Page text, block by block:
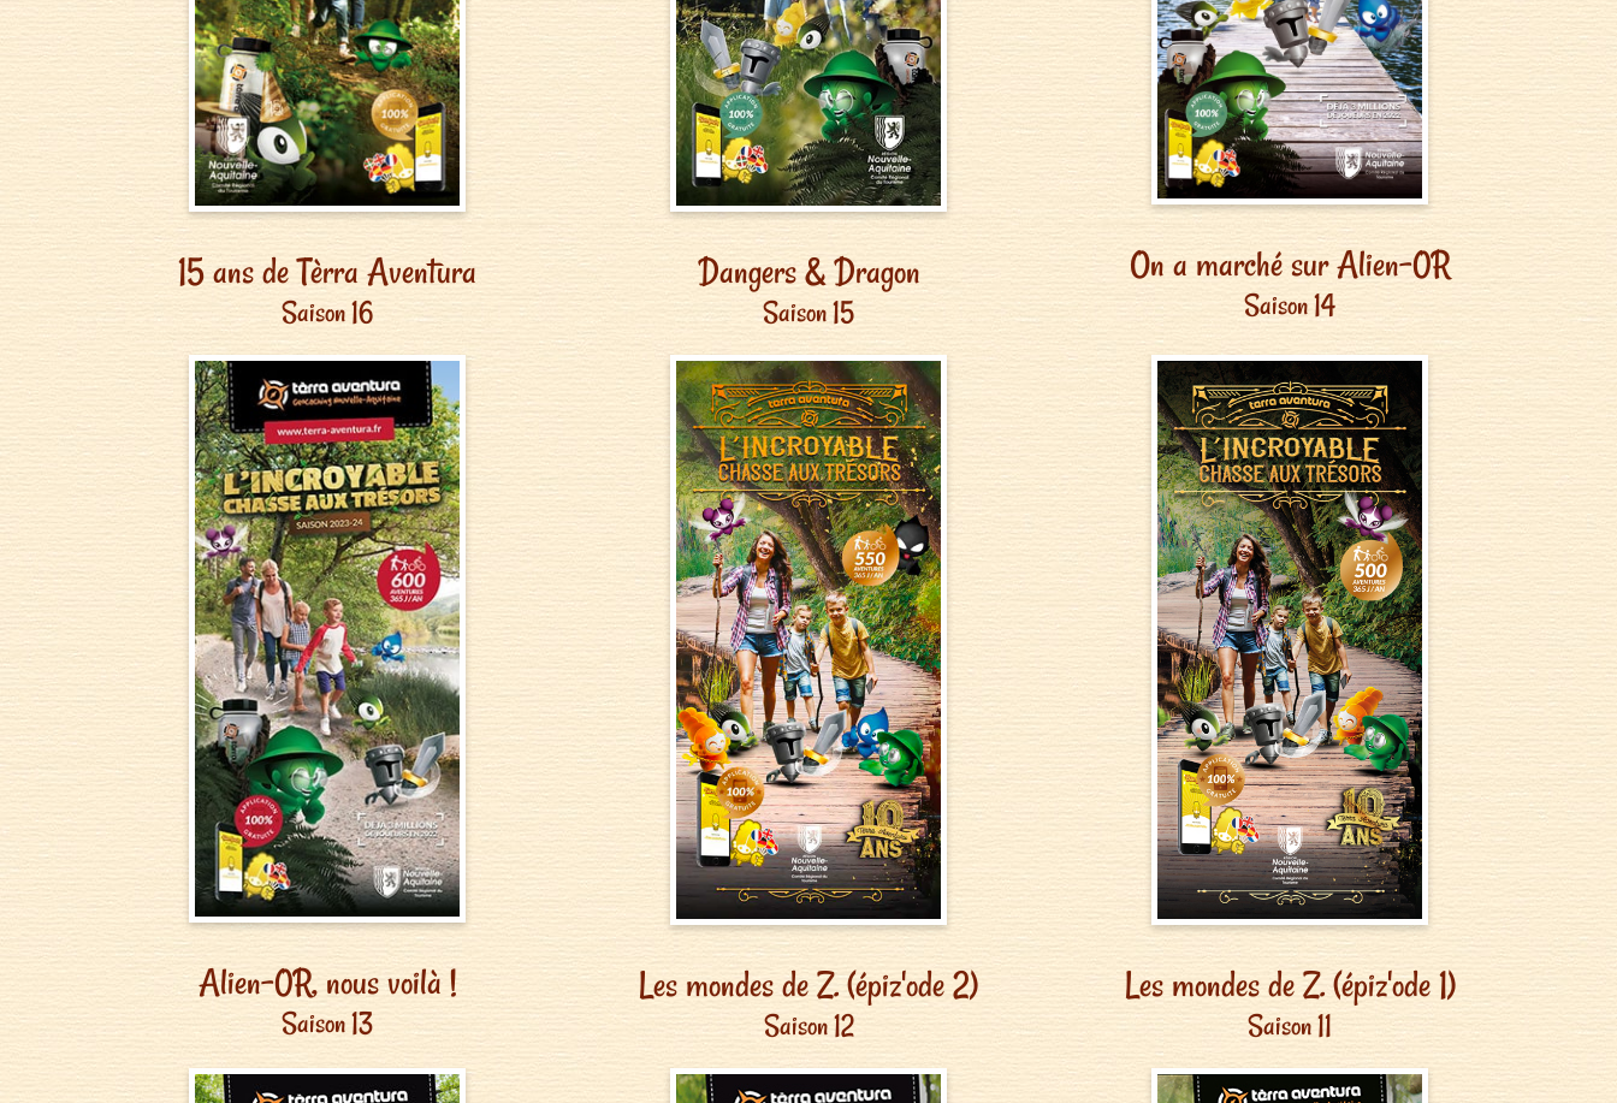
15 ans de Tèrra Aventura
Saison 16
Dangers & Dragon
Saison 15
On a marché sur Alien-0R
Saison 14
Alien-0R, nous voilà !
Saison 13
Les mondes de Z. (épiz'ode 2)
Saison 12
Les mondes de Z. (épiz'ode 1)
Saison 11